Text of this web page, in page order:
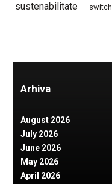
sustenabilitate switch
Arhiva
August 2026
July 2026
June 2026
May 2026
April 2026